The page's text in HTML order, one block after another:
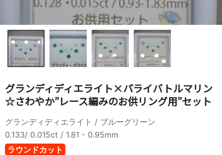
グランディディエライト×パライバトルマリン
☆さわやか”レース編みのお供リング用”セット
グランディディエライト / ブルーグリーン
0.133/ 0.015ct / 1.81 - 0.95mm
ラウンドカット